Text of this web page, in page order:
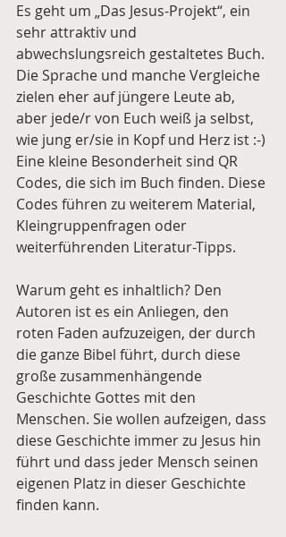
Es geht um „Das Jesus-Projekt“, ein
sehr attraktiv und
abwechslungsreich gestaltetes Buch.
Die Sprache und manche Vergleiche
zielen eher auf jüngere Leute ab,
aber jede/r von Euch weiß ja selbst,
wie jung er/sie in Kopf und Herz ist :-)
Eine kleine Besonderheit sind QR
Codes, die sich im Buch finden. Diese
Codes führen zu weiterem Material,
Kleingruppenfragen oder
weiterführenden Literatur-Tipps.
Warum geht es inhaltlich? Den
Autoren ist es ein Anliegen, den
roten Faden aufzuzeigen, der durch
die ganze Bibel führt, durch diese
große zusammenhängende
Geschichte Gottes mit den
Menschen. Sie wollen aufzeigen, dass
diese Geschichte immer zu Jesus hin
führt und dass jeder Mensch seinen
eigenen Platz in dieser Geschichte
finden kann.